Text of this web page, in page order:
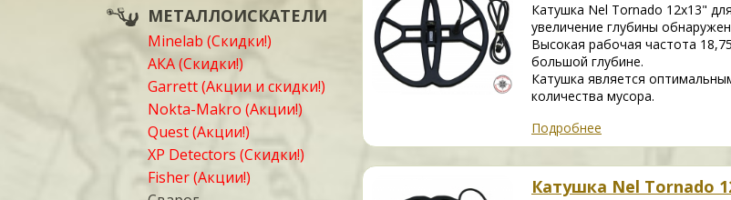
МЕТАЛЛОИСКАТЕЛИ
Minelab (Скидки!)
АКА (Скидки!)
Garrett (Акции и скидки!)
Nokta-Makro (Акции!)
Quest (Акции!)
XP Detectors (Скидки!)
Fisher (Акции!)
Катушка Nel Tornado 12х13"
увеличение глубины
Высокая рабочая частота
большой глубине.
Катушка является
количества мусора.
Подробнее
Катушка Nel Tornado